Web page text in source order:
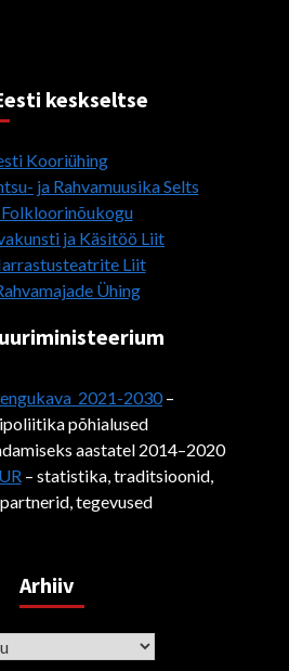
keskseltse
Kooriühing
ja Rahvamuusika Selts
Folkloorinõukogu
ja Käsitöö Liit
Liit
Ühing
2021-2030–
põhialused
aastatel 2014–2020
– statistika, traditsioonid,
tegevused
Arhiiv